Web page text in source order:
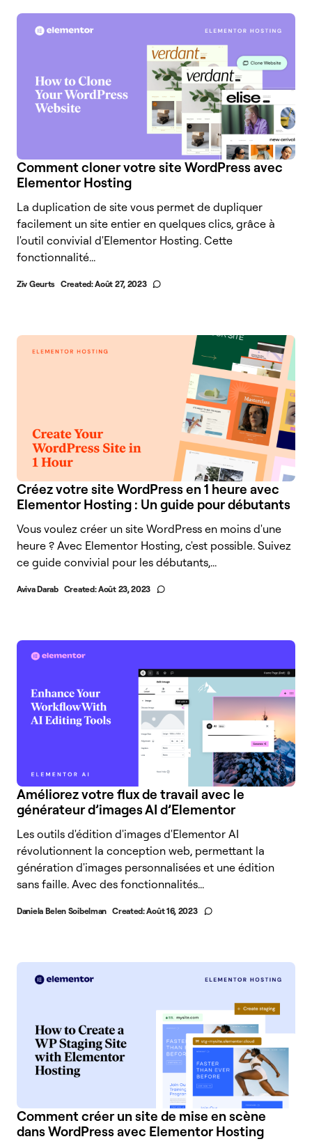
Comment cloner votre site WordPress avec
Elementor Hosting
La duplication de site vous permet de dupliquer
facilement un site entier en quelques clics, grâce à
l'outil convivial d'Elementor Hosting. Cette
fonctionnalité...
Ziv Geurts Created:Août 27, 2023
Créez votre site WordPress en 1 heure avec
Elementor Hosting : Un guide pour débutants
Vous voulez créer un site WordPress en moins d'une
heure ? Avec Elementor Hosting, c'est possible. Suivez
ce guide convivial pour les débutants,...
Aviva Darab Created:Août 23, 2023
Améliorez votre flux de travail avec le
générateur d’images AI d’Elementor
Les outils d'édition d'images d'Elementor AI
révolutionnent la conception web, permettant la
génération d'images personnalisées et une édition
sans faille. Avec des fonctionnalités...
Daniela Belen Soibelman Created:Août 16, 2023
Comment créer un site de mise en scène
dans WordPress avec Elementor Hosting